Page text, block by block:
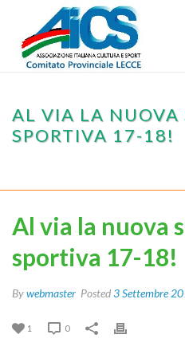
AL VIA LA NUOVA
SPORTIVA 17-18!
Al via la nuova
sportiva 17-18!
Bywebmaster Posted3 Settembre
1 0